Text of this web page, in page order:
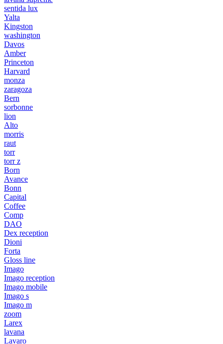
sentida lux
Yalta
Kingston
washington
Davos
Amber
Princeton
Harvard
monza
zaragoza
Bern
sorbonne
lion
Alto
morris
raut
torr
torr z
Born
Avance
Bonn
Capital
Coffee
Comp
DAO
Dex reception
Dioni
Forta
Gloss line
Imago
Imago reception
Imago mobile
Imago s
Imago m
zoom
Larex
lavana
Lavaro